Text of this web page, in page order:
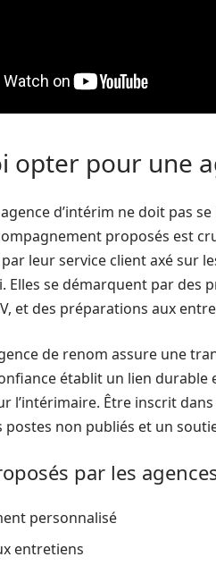
opter pour une
agence d’intérim ne doit pas
proposés est
leur service client axé sur
Elles se démarquent par des
et des préparations aux
de renom assure une
établit un lien durable
l’intérimaire. Être inscrit
postes non publiés et un
par les
personnalisé
entretiens